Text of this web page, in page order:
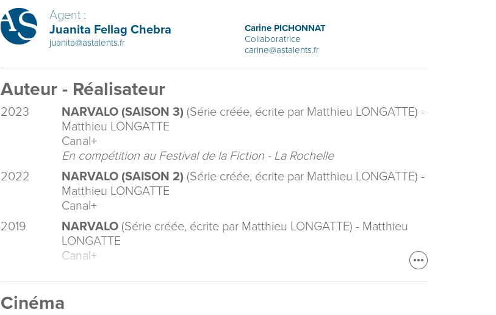
Agent :
Juanita Fellag Chebra
juanita@astalents.fr
Carine PICHONNAT
Collaboratrice
carine@astalents.fr
Auteur - Réalisateur
2023 NARVALO (SAISON 3) (Série créée, écrite par Matthieu LONGATTE) -
Matthieu LONGATTE
Canal+
En compétition au Festival de la Fiction - La Rochelle
2022
NARVALO (SAISON 2) (Série créée, écrite par Matthieu LONGATTE) -
Matthieu LONGATTE
Canal+
2019
NARVALO (Série créée, écrite par Matthieu LONGATTE) - Matthieu
LONGATTE
Canal+
Cinéma